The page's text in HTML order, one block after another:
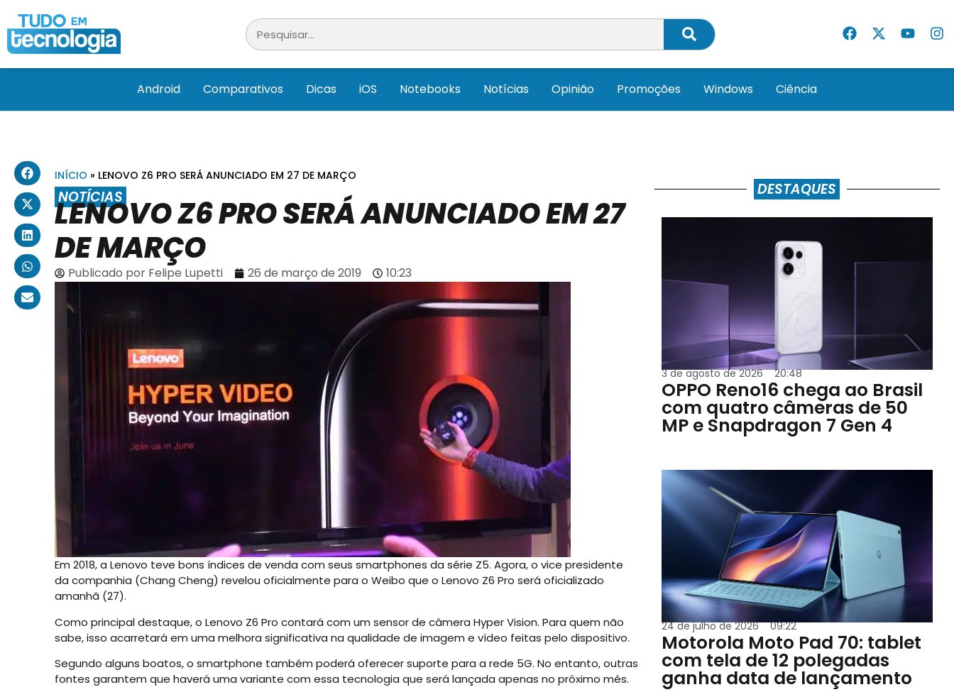
Android Comparativos Dicas iOS Notebooks Notícias Opinião Promoções Windows Ciência
INÍCIO » LENOVO Z6 PRO SERÁ ANUNCIADO EM 27 DE MARÇO
NOTÍCIAS
LENOVO Z6 PRO SERÁ ANUNCIADO EM 27
DE MARÇO
Publicado porFelipe Lupetti 26 de março de 2019 10:23
Em 2018, a Lenovo teve bons índices de venda com seus smartphones da série Z5. Agora, o vice presidente
da companhia (Chang Cheng) revelou oficialmente para o Weibo que o Lenovo Z6 Pro será oficializado
amanhã (27).
Como principal destaque, o Lenovo Z6 Pro contará com um sensor de câmera Hyper Vision. Para quem não
sabe, isso acarretará em uma melhora significativa na qualidade de imagem e vídeo feitas pelo dispositivo.
Segundo alguns boatos, o smartphone também poderá oferecer suporte para a rede 5G. No entanto, outras
fontes garantem que haverá uma variante com essa tecnologia que será lançada apenas no próximo mês.
DESTAQUES
3 de agosto de 2026 20:48
OPPO Reno16 chega ao Brasil
com quatro câmeras de 50
MP e Snapdragon 7 Gen 4
24 de julho de 2026 09:22
Motorola Moto Pad 70: tablet
com tela de 12 polegadas
ganha data de lançamento